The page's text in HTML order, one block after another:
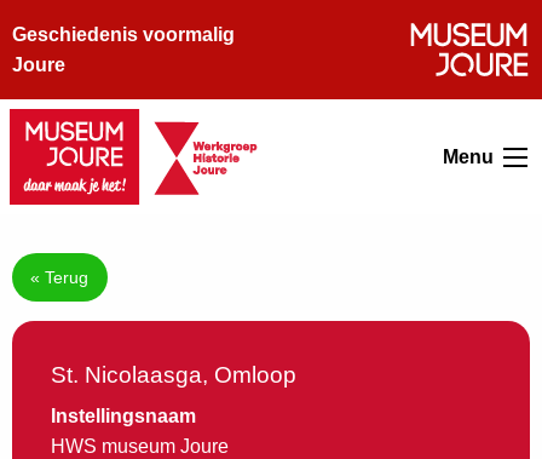
Geschiedenis voormalig
Joure
Menu
« Terug
St. Nicolaasga, Omloop
Instellingsnaam
HWS museum Joure